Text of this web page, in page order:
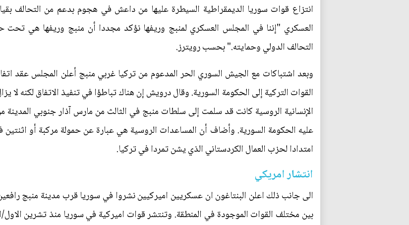
انتزاع قوات سوريا الديمقراطية السيطرة عليها من داعش في هجوم بدعم من التحالف
العسكري "إننا في المجلس العسكري لمنبج وريفها نؤكد مجددا أن منبج وريفها هي
التحالف الدولي وحمايته." بحسب رويترز.
وبعد اشتباكات مع الجيش السوري الحر المدعوم من تركيا غربي منبج أعلن المجلس عقد
القوات التركية إلى الحكومة السورية. وقال درويش إن هناك تباطؤا في تنفيذ الاتفاق لكنه
الإنسانية الروسية كانت قد سلمت إلى سلطات منبج في الثالث من مارس آذار جنوبي
عليه الحكومة السورية. وأضاف أن المساعدات الروسية هي عبارة عن حمولة مركبة أو
امتدادا لحزب العمال الكردستاني الذي يشن تمردا في تركيا.
انتشار امريكي
الى جانب ذلك اعلن البنتاغون ان عسكريين اميركيين نشروا في سوريا قرب مدينة منبج رافعين